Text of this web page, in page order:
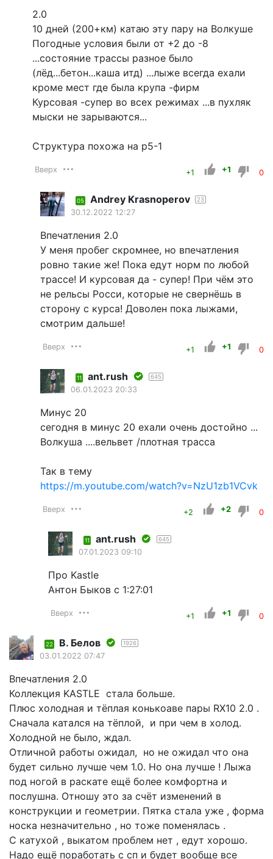
2.0
10 дней (200+км) катаю эту пару на Волкуше
Погодные условия были от +2 до -8
...состояние трассы разное было
(лёд...бетон...каша итд) ...лыже всегда ехали
кроме мест где была крупа -фирм
Курсовая -супер во всех режимах ...в пухляк
мыски не зарываются...
Структура похожа на р5-1
Вверх +1 +1 0
05 Andrey Krasnoperov 23
30.12.2022 12:27
Впечатления 2.0
У меня пробег скромнее, но впечатления
ровно такие же! Пока едут норм по любой
трассе! И курсовая да - супер! При чём это
не рельсы Росси, которые не свернёшь в
сторону с курса! Доволен пока лыжами,
смотрим дальше!
Вверх +1 +1 0
11 ant.rush 645
06.01.2023 20:33
Минус 20
сегодня в минус 20 ехали очень достойно ...
Волкуша ....вельвет /плотная трасса
Так в тему
https://m.youtube.com/watch?v=NzU1zb1VCvk
Вверх +2 +2 0
11 ant.rush 645
07.01.2023 09:10
Про Kastle
Антон Быков с 1:27:01
Вверх +1 +1 0
22 В. Белов 1926
03.01.2022 07:47
Впечатления 2.0
Коллекция KASTLE стала больше.
Плюс холодная и тёплая конькоаве пары RX10 2.0 .
Сначала катался на тёплой, и при чем в холод.
Холодной не было, ждал.
Отличной работы ожидал, но не ожидал что она
будет сильно лучше чем 1.0. Но она лучше ! Лыжа
под ногой в раскате ещё более комфортна и
послушна. Отношу это за счёт изменений в
конструкции и геометрии. Пятка стала уже , форма
носка незначительно , но тоже поменялась .
С катухой , выкатом проблем нет , едут хорошо.
Надо ещё поработать с сп и будет вообще все